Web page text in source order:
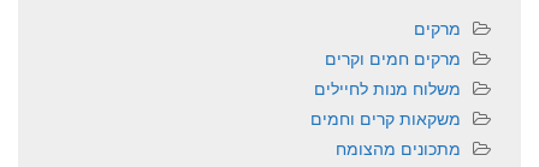
מרקים
מרקים חמים וקרים
משלוח מנות לחיילים
משקאות קרים וחמים
מתכונים מהצומח